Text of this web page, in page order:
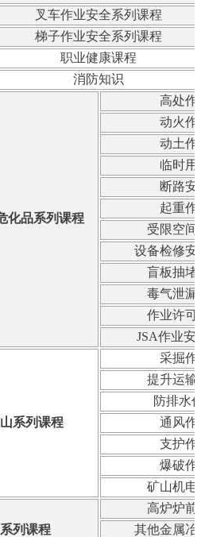
叉车作业安全系列课程
梯子作业安全系列课程
职业健康课程
消防知识
化品系列课程
高处作
动火作
动土作
临时用
断路安
起重作
受限空间
设备检修安
盲板抽堵
毒气泄漏
作业许可
JSA作业安
系列课程
采掘作
提升运输
防排水
通风作
支护作
爆破作
矿山机电
列课程
高炉炉前
其他金属冶